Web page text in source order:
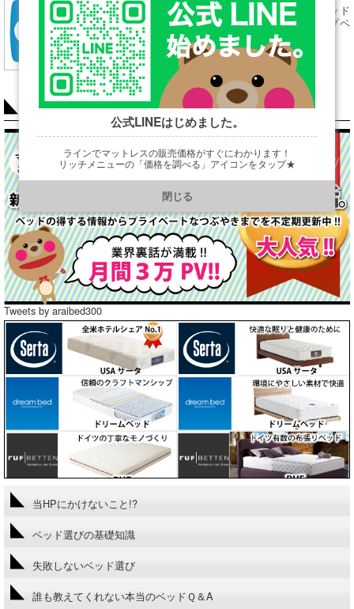
←シーリーベッド
フレームトップペ
ージはこちら
COLUMN
Tweets by araibed300
当HPにかけないこと!?
ベッド選びの基礎知識
失敗しないベッド選び
誰も教えてくれない本当のベッドＱ＆A
公式LINEはじめました。
ラインでマットレスの販売価格がすぐにわかります！
リッチメニューの「価格を調べる」アイコンをタップ★
https://line.me/R/ti/p/@901ptzjz
閉じる